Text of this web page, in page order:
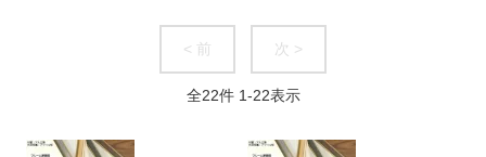
< 前 次 >
全22件 1-22表示